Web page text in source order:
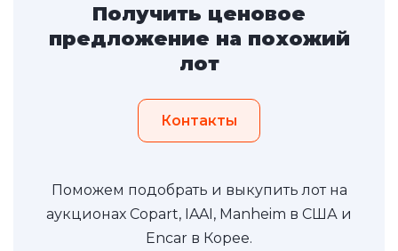
Получить ценовое
предложение на похожий
лот
Контакты
Поможем подобрать и выкупить лот на
аукционах Copart, IAAI, Manheim в США и
Encar в Корее.